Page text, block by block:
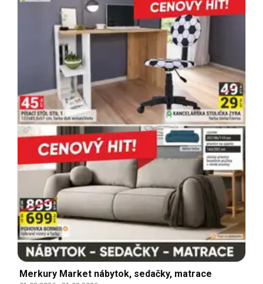
Merkury Market nábytok, sedačky, matrace